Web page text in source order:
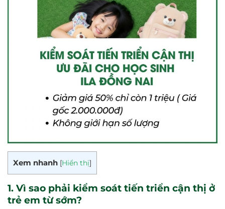
Xem nhanh [Hiển thị]
1. Vì sao phải kiểm soát tiến triển cận thị ở
trẻ em từ sớm?